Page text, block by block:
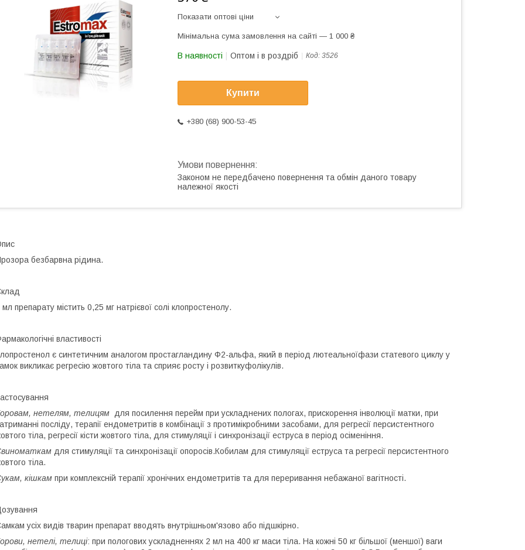
Показати оптові ціни
Мінімальна сума замовлення на сайті — 1 000 ₴
В наявності Оптом і в роздріб Код: 3526
Купити
+380 (68) 900-53-45
Законом не передбачено повернення та обмін даного товару
належної якості
безбарвна рідина.
мл препарату містить 0,25 мг натрієвої солі клопростенолу.
властивості
є синтетичним аналогом простагландину Ф2-альфа, який в період лютеальноїфази статевого циклу у
викликає регресію жовтого тіла та сприяє росту і розвиткуфолікулів.
нетелям, телицям для посилення перейм при ускладнених пологах, прискорення інволюції матки, при
посліду, терапії ендометритів в комбінації з протимікробними засобами, для регресії персистентного
тіла, регресії кісти жовтого тіла, для стимуляції і синхронізації еструса в період осіменіння.
для стимуляції та синхронізації опоросів.Кобилам для стимуляції еструса та регресії персистентного
тіла.
кішкам при комплексній терапії хронічних ендометритів та для переривання небажаної вагітності.
усіх видів тварин препарат вводять внутрішньом'язово або підшкірно.
нетелі, телиці: при пологових ускладненнях 2 мл на 400 кг маси тіла. На кожні 50 кг більшої (меншої) ваги